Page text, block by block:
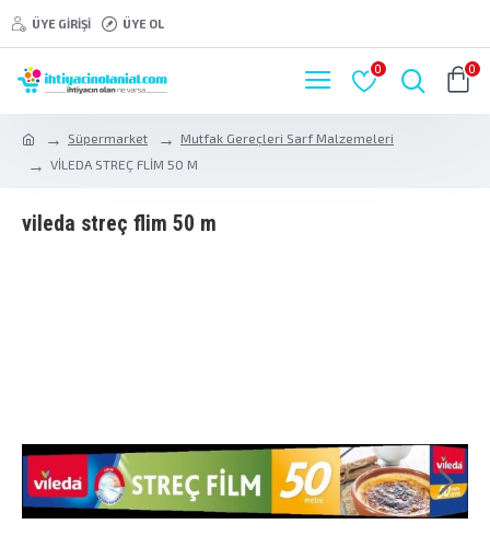
ÜYE GIRIŞI ÜYE OL
0 0
Süpermarket
Mutfak Gereçleri Sarf Malzemeleri
VİLEDA STREÇ FLİM 50 M
vi̇leda streç fli̇m 50 m